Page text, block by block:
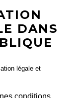
DANS
légale et
conditions,